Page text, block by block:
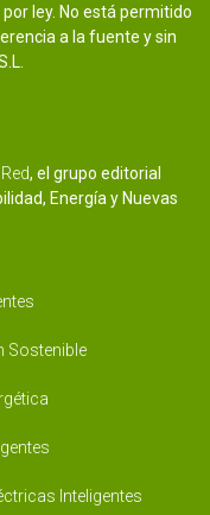
ley. No está permitido
a la fuente y sin
, el grupo editorial
Energía y Nuevas
Sostenible
Inteligentes